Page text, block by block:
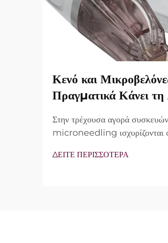
Κενό και
Πραγματικά Κάνει
Στην τρέχουσα αγορά
microneedling ισχυρίζονται
δεν είναι απλώς αν αυτά τα
ΔΕΙΤΕ ΠΕΡΙΣΣΟΤΕΡΑ